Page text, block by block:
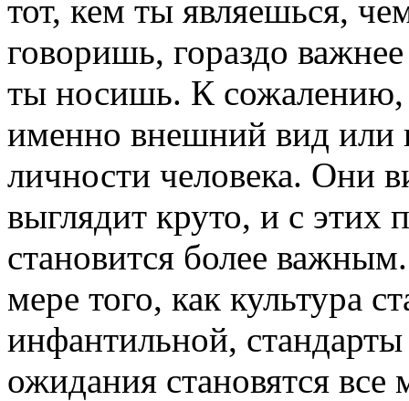
тот, кем ты являешься,
говоришь, гораздо
ты носишь. К
именно внешний вид или
личности человека. Они
выглядит круто, и с этих
становится более
мере того, как культура
инфантильной,
ожидания становятся все